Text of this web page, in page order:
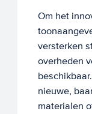
Om het
versterken
overheden
nieuwe,
materialen